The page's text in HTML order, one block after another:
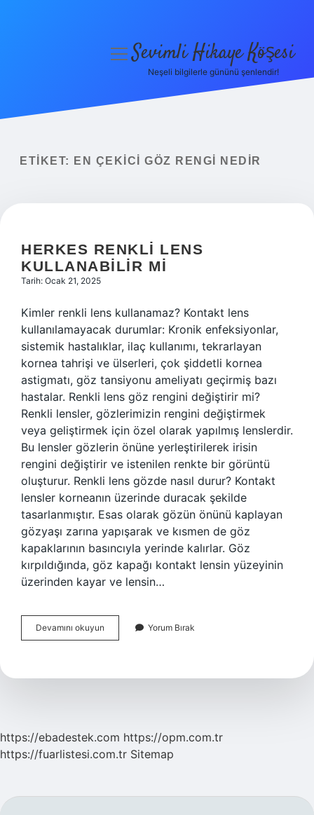
Yasal Uyarı
menüyüSevimli Hikaye Köşesi
Neşeli bilgilerle gününü şenlendir!
ETIKET: EN ÇEKICI GÖZ RENGI NEDIR
HERKES RENKLI LENS
KULLANABILIR MI
Tarih: Ocak 21, 2025
Kimler renkli lens kullanamaz? Kontakt lens
kullanılamayacak durumlar: Kronik enfeksiyonlar,
sistemik hastalıklar, ilaç kullanımı, tekrarlayan
kornea tahrişi ve ülserleri, çok şiddetli kornea
astigmatı, göz tansiyonu ameliyatı geçirmiş bazı
hastalar. Renkli lens göz rengini değiştirir mi?
Renkli lensler, gözlerimizin rengini değiştirmek
veya geliştirmek için özel olarak yapılmış lenslerdir.
Bu lensler gözlerin önüne yerleştirilerek irisin
rengini değiştirir ve istenilen renkte bir görüntü
oluşturur. Renkli lens gözde nasıl durur? Kontakt
lensler korneanın üzerinde duracak şekilde
tasarlanmıştır. Esas olarak gözün önünü kaplayan
gözyaşı zarına yapışarak ve kısmen de göz
kapaklarının basıncıyla yerinde kalırlar. Göz
kırpıldığında, göz kapağı kontakt lensin yüzeyinin
üzerinden kayar ve lensin…
Devamını okuyun
Renkli
Mi
Yorum Bırak
https://ebadestek.com https://opm.com.tr
https://fuarlistesi.com.tr Sitemap